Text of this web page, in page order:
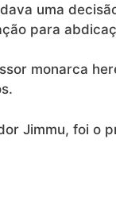
uma
para
monarca
Jimmu, foi o